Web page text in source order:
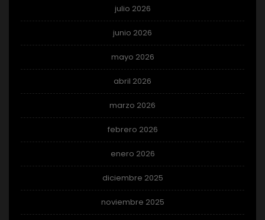
julio 2026
junio 2026
mayo 2026
abril 2026
marzo 2026
febrero 2026
enero 2026
diciembre 2025
noviembre 2025